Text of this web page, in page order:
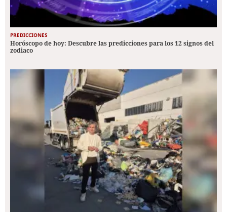
PREDICCIONES
Horóscopo de hoy: Descubre las predicciones para los 12 signos del
zodiaco